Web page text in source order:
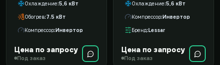
Охлаждение 5,6 кВт
Обогрев 7.5 кВт
Компрессор Инвертор
Цена по запросу
Под заказ
Охлаждение 5,6 кВт
Компрессор Инвертор
Бренд Lessar
Цена по запросу
Под заказ